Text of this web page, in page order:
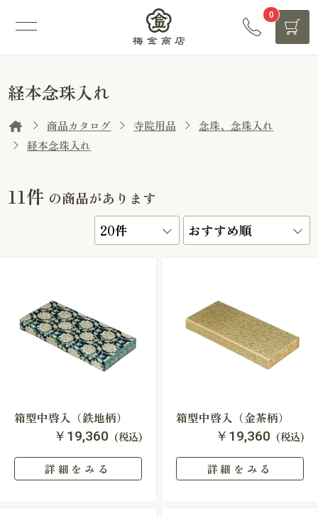
0
経本念珠入れ
商品カタログ 寺院用品
念珠、念珠入れ
経本念珠入れ
11件 の商品があります
箱型中啓入（鉄地柄）
￥19,360 (税込)
詳細をみる
箱型中啓入（金茶柄）
￥19,360 (税込)
詳細をみる